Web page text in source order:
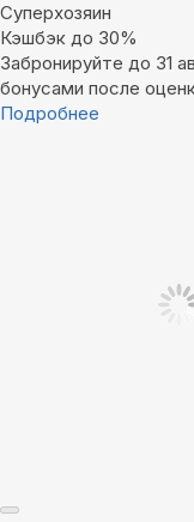
Суперхозяин
Кэшбэк до 30%
Забронируйте до 31
бонусами после
Подробнее